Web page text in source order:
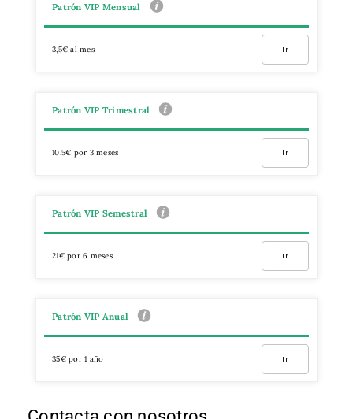
Patrón VIP Mensual
3,5€ al mes Ir
Patrón VIP Trimestral
10,5€ por 3 meses Ir
Patrón VIP Semestral
21€ por 6 meses Ir
Patrón VIP Anual
35€ por 1 año Ir